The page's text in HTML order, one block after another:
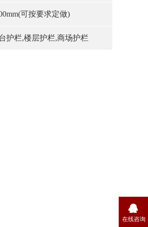
可按要求定做)
护栏,楼层护栏,商场护栏
在线咨询